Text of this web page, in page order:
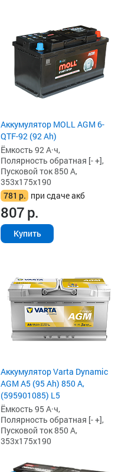
Аккумулятор MOLL AGM 6-
QTF-92 (92 Ah)
Ёмкость 92 А·ч,
Полярность обратная [- +],
Пусковой ток 850 А,
353x175x190
781 р. при сдаче акб
807р.
Купить
Аккумулятор Varta Dynamic
AGM A5 (95 Ah) 850 А,
(595901085) L5
Ёмкость 95 А·ч,
Полярность обратная [- +],
Пусковой ток 850 А,
353x175x190